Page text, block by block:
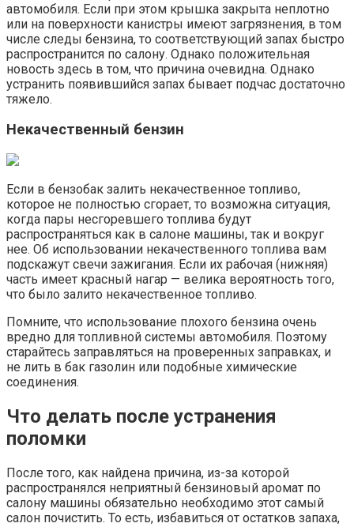
автомобиля. Если при этом крышка закрыта неплотно
или на поверхности канистры имеют загрязнения, в том
числе следы бензина, то соответствующий запах быстро
распространится по салону. Однако положительная
новость здесь в том, что причина очевидна. Однако
устранить появившийся запах бывает подчас достаточно
тяжело.
Некачественный бензин
Если в бензобак залить некачественное топливо,
которое не полностью сгорает, то возможна ситуация,
когда пары несгоревшего топлива будут
распространяться как в салоне машины, так и вокруг
нее. Об использовании некачественного топлива вам
подскажут свечи зажигания. Если их рабочая (нижняя)
часть имеет красный нагар — велика вероятность того,
что было залито некачественное топливо.
Помните, что использование плохого бензина очень
вредно для топливной системы автомобиля. Поэтому
старайтесь заправляться на проверенных заправках, и
не лить в бак газолин или подобные химические
соединения.
Что делать после устранения
поломки
После того, как найдена причина, из-за которой
распространялся неприятный бензиновый аромат по
салону машины обязательно необходимо этот самый
салон почистить. То есть, избавиться от остатков запаха,